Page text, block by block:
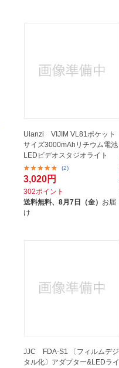
Ulanzi VIJIM VL81ポケット
サイズ3000mAhリチウム電池
LEDビデオスタジオライト
(2)
3,020円
302ポイント
送料無料、 8月7日（金） お届
け
JJC FDA-S1 〔フィルムデジ
タル化〕アダプター&LEDライ